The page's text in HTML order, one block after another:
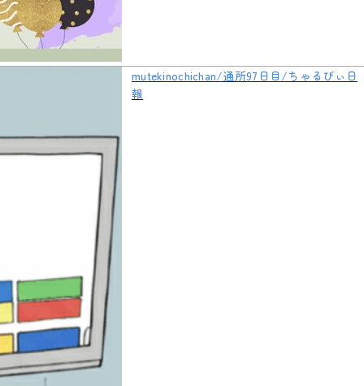
mutekinochichan/通所97日目/ちゃるびぃ日
報